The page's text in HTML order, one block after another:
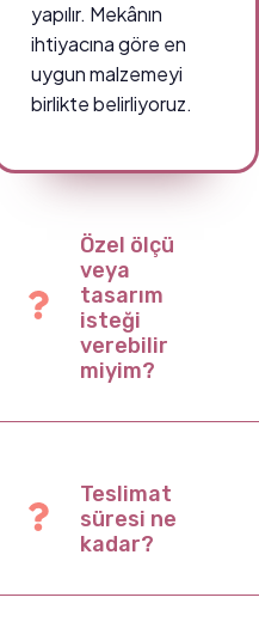
yapılır. Mekânın
ihtiyacına göre en
uygun malzemeyi
birlikte belirliyoruz.
Özel ölçü
veya
tasarım
isteği
verebilir
miyim?
Teslimat
süresi ne
kadar?